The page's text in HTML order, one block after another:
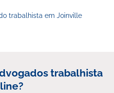
trabalhista em Joinville
trabalhista